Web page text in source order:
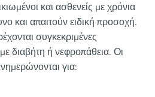
και ασθενείς με χρόνια
και απαιτούν ειδική προσοχή.
συγκεκριμένες
διαβήτη ή νεφροπάθεια. Οι
για: